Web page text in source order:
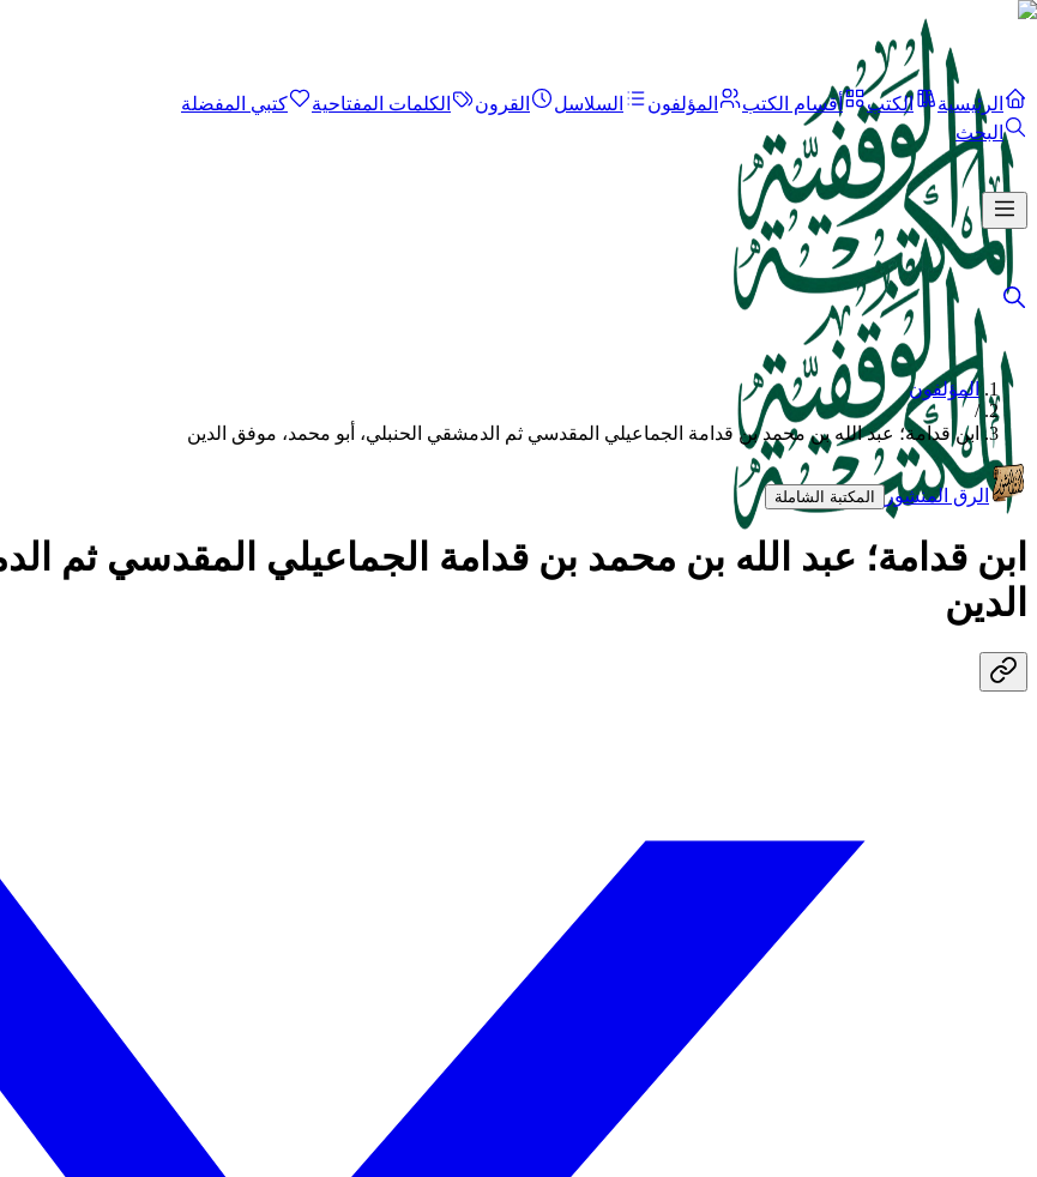
الرئيسية الكتب أقسام الكتب المؤلفون السلاسل القرون الكلمات المفتاحية
كتبي المفضلة
البحث
المؤلفون
/
ابن قدامة؛ عبد الله بن محمد بن قدامة الجماعيلي المقدسي ثم الدمشقي الحنبلي، أبو محمد، موفق الدين
الرق المنشور المكتبة الشاملة
ابن قدامة؛ عبد الله بن محمد بن قدامة الجماعيلي المقدسي ثم
الدين